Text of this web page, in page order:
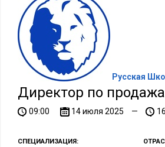
Русская
Директор по
09:00 14 июля 2025 —
СПЕЦИАЛИЗАЦИЯ: